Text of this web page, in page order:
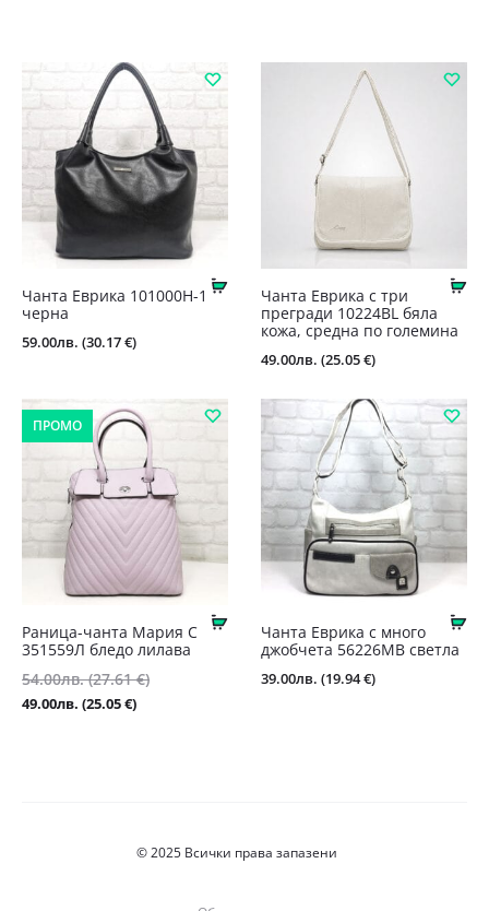
Купи
Чанта Еврика 101000Н-1
черна
59.00лв. (30.17 €)
Чанта Еврика с три
прегради 10224BL бяла
кожа, средна по големина
49.00лв. (25.05 €)
ПРОМО
Купи
Раница-чанта Мария С
351559Л бледо лилава
54.00лв. (27.61 €)Original
49.00лв. (25.05 €)Текущата
Чанта Еврика с много
джобчета 56226MB светла
39.00лв. (19.94 €)
© 2025 Всички права запазени